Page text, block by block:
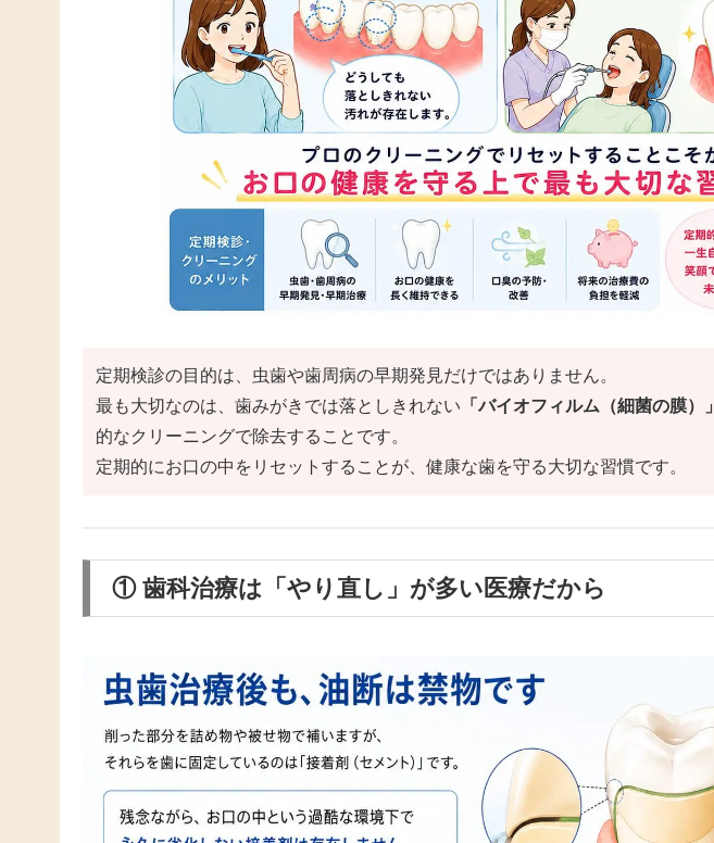
定期検診の目的は、虫歯や歯周病の早期発見だけではありません。
最も大切なのは、歯みがきでは落としきれない 「バイオフィルム（細菌の膜）」
的なクリーニングで除去することです。
定期的にお口の中をリセットすることが、健康な歯を守る大切な習慣です。
① 歯科治療は「やり直し」が多い医療だから